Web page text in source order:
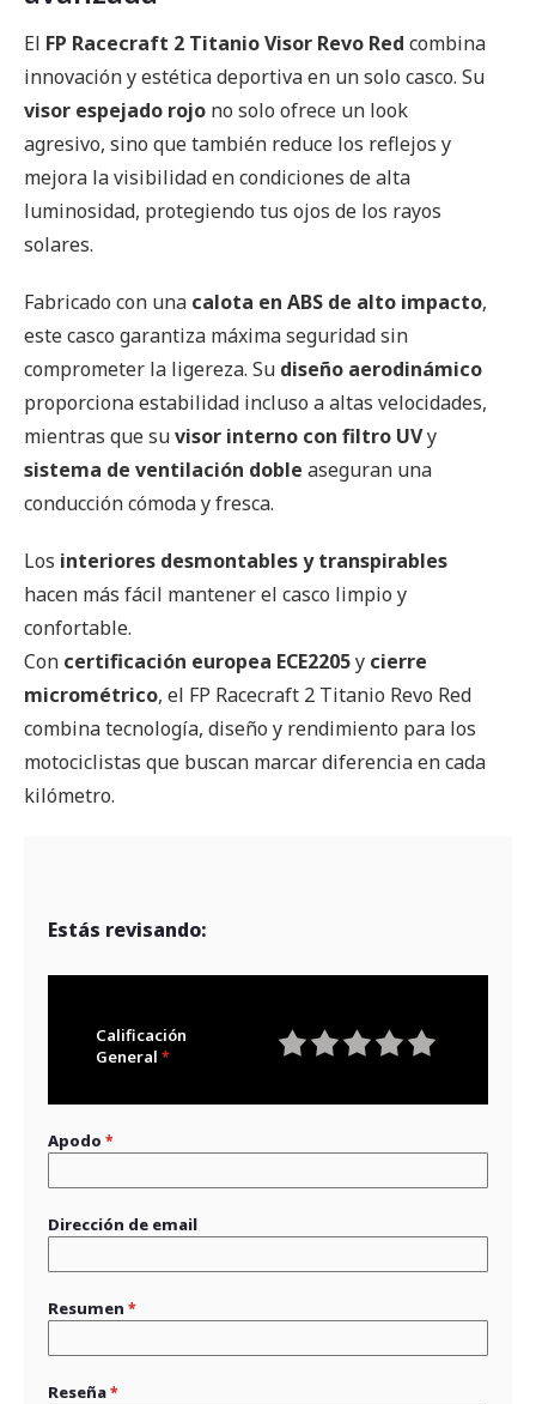
El FP Racecraft 2 Titanio Visor Revo Red combina
innovación y estética deportiva en un solo casco. Su
visor espejado rojo no solo ofrece un look
agresivo, sino que también reduce los reflejos y
mejora la visibilidad en condiciones de alta
luminosidad, protegiendo tus ojos de los rayos
solares.
Fabricado con una calota en ABS de alto impacto,
este casco garantiza máxima seguridad sin
comprometer la ligereza. Su diseño aerodinámico
proporciona estabilidad incluso a altas velocidades,
mientras que suvisor interno con filtro UVy
sistema de ventilación doble aseguran una
conducción cómoda y fresca.
Los interiores desmontables y transpirables
hacen más fácil mantener el casco limpio y
confortable.
Con certificación europea ECE2205y cierre
micrométrico, el FP Racecraft 2 Titanio Revo Red
combina tecnología, diseño y rendimiento para los
motociclistas que buscan marcar diferencia en cada
kilómetro.
Estás revisando:
Calificación
General
Apodo
Dirección de email
Resumen
Reseña